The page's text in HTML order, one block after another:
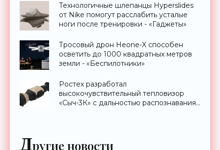
Технологичные шлепанцы Hyperslides
от Nike помогут расслабить усталые
ноги после тренировки - «Гаджеты»
Тросовый дрон Heone-X способен
осветить до 1000 квадратных метров
земли - «Беспилотники»
Ростех разработал
высокочувствительный тепловизор
«Сыч-3К» с дальностью распознавания
Другие новости